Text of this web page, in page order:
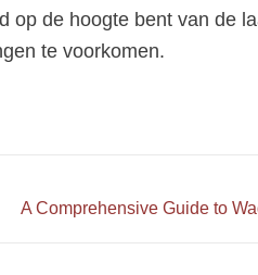
op de hoogte bent van de
te voorkomen.